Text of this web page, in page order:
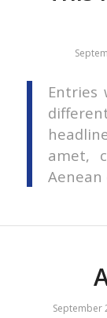
amet,
Aenean
September